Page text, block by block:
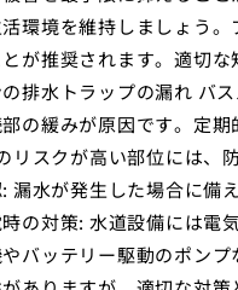
環境を維持しましょう
が推奨されます。適切
排水トラップの漏れ バ
の緩みが原因です。定
リスクが高い部位には、
漏水が発生した場合に備
の対策: 水道設備には電
バッテリー駆動のポン